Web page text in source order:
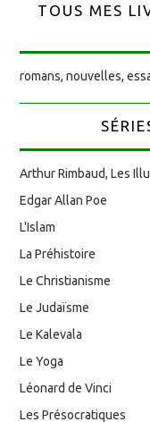
TOUS MES
romans, nouvelles,
Arthur Rimbaud, Les
Edgar Allan Poe
L'Islam
La Préhistoire
Le Christianisme
Le Judaïsme
Le Kalevala
Le Yoga
Léonard de Vinci
Les Présocratiques